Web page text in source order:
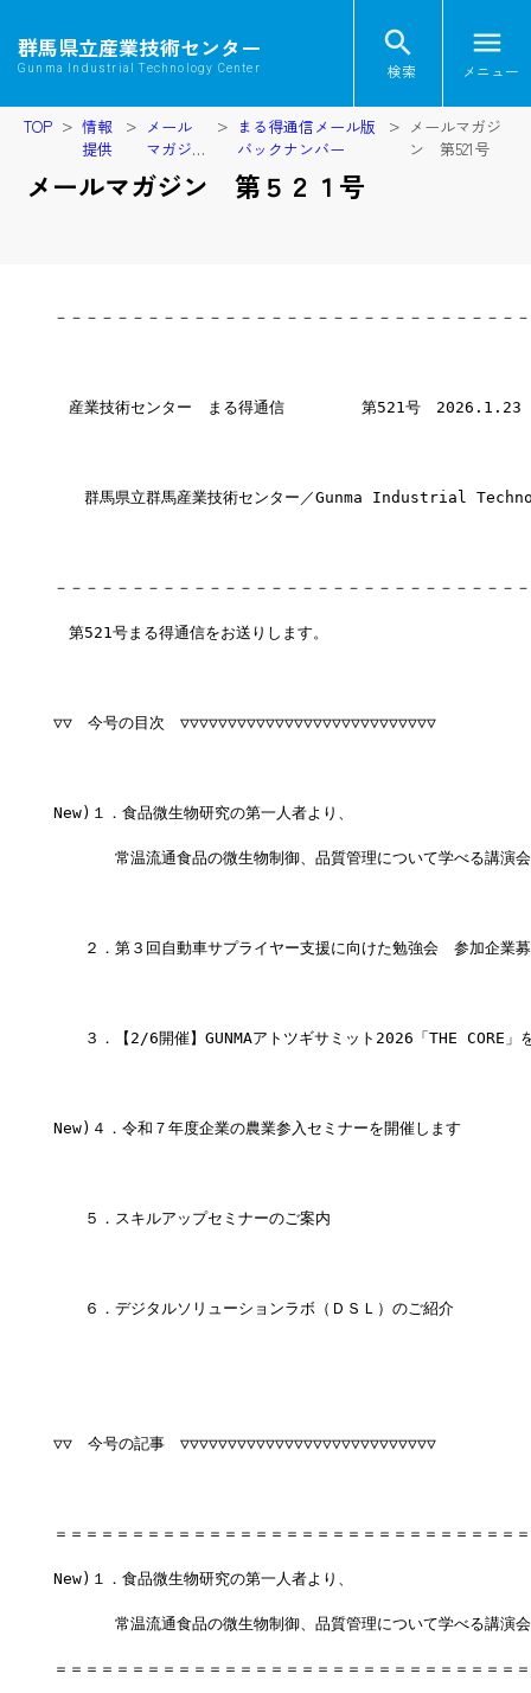
群馬県立産業技術センター
Gunma Industrial Technology Center
search
検索
menu
メニュー
TOP
情報
提供
メール
マガジ
ン
まる得通信メール版
バックナンバー
メールマガジ
ン 第521号
メールマガジン 第５２１号
－－－－－－－－－－－－－－－－－－－－－－－－－－－－－－
産業技術センター　まる得通信　　　　　第521号　2026.1.23
群馬県立群馬産業技術センター／Gunma Industrial
－－－－－－－－－－－－－－－－－－－－－－－－－－－－－－
第521号まる得通信をお送りします。
▽▽　今号の目次　▽▽▽▽▽▽▽▽▽▽▽▽▽▽▽▽▽▽▽▽▽▽▽▽▽▽▽
New)１．食品微生物研究の第一人者より、
常温流通食品の微生物制御、品質管理について学べる講演会
２．第３回自動車サプライヤー支援に向けた勉強会　参加企業
３．【2/6開催】GUNMAアトツギサミット2026「THE CORE」
New)４．令和７年度企業の農業参入セミナーを開催します
５．スキルアップセミナーのご案内
６．デジタルソリューションラボ（ＤＳＬ）のご紹介
▽▽　今号の記事　▽▽▽▽▽▽▽▽▽▽▽▽▽▽▽▽▽▽▽▽▽▽▽▽▽▽▽
＝＝＝＝＝＝＝＝＝＝＝＝＝＝＝＝＝＝＝＝＝＝＝＝＝＝＝＝＝＝
New)１．食品微生物研究の第一人者より、
常温流通食品の微生物制御、品質管理について学べる講演会
＝＝＝＝＝＝＝＝＝＝＝＝＝＝＝＝＝＝＝＝＝＝＝＝＝＝＝＝＝＝